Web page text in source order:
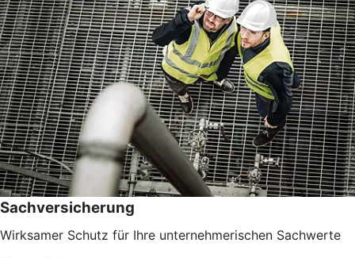
Sachversicherung
Wirksamer Schutz für Ihre unternehmerischen Sachwerte